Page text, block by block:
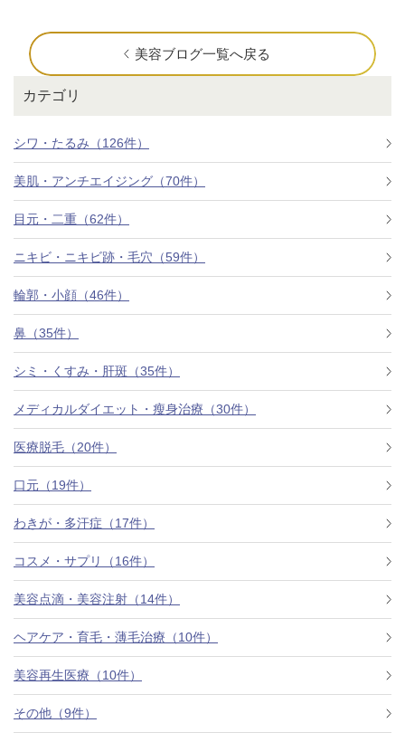
カテゴリ
シワ・たるみ（126件）
美肌・アンチエイジング（70件）
目元・二重（62件）
ニキビ・ニキビ跡・毛穴（59件）
輪郭・小顔（46件）
鼻（35件）
シミ・くすみ・肝斑（35件）
メディカルダイエット・瘦身治療（30件）
医療脱毛（20件）
口元（19件）
わきが・多汗症（17件）
コスメ・サプリ（16件）
美容点滴・美容注射（14件）
ヘアケア・育毛・薄毛治療（10件）
美容再生医療（10件）
その他（9件）
美容ブログ一覧へ戻る